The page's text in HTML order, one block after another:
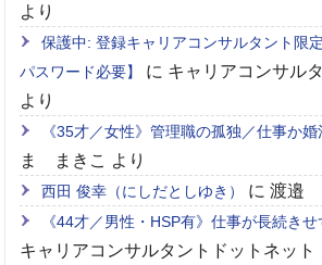
より
保護中: 登録キャリアコンサルタント限
パスワード必要】
に キャリアコンサル
より
《35才／女性》管理職の孤独／仕事か婚
ま まきこ より
西田 俊幸（にしだとしゆき） に渡邉
《44才／男性・HSP有》仕事が長続き
キャリアコンサルタントドットネット